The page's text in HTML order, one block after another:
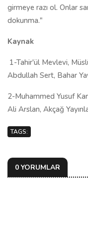
girmeye razı ol. Onlar
dokunma."
Kaynak
1-Tahir'ül Mevlevi,
Abdullah Sert, Bahar
2-Muhammed Yusuf
Ali Arslan, Akçağ
TAGS:
0 YORUMLAR